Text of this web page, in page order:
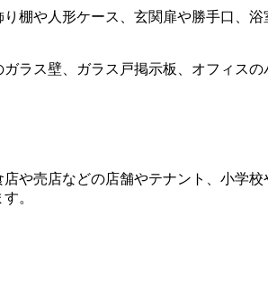
棚や人形ケース、玄関扉や勝手口、
ラス壁、ガラス戸掲示板、オフィス
や売店などの店舗やテナント、小学
。